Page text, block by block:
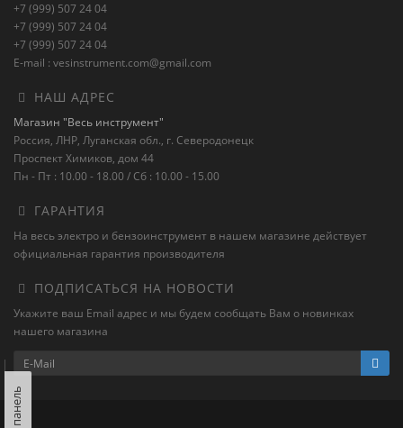
+7 (999) 507 24 04
+7 (999) 507 24 04
+7 (999) 507 24 04
E-mail : vesinstrument.com@gmail.com
НАШ АДРЕС
Магазин "Весь инструмент"
Россия, ЛНР, Луганская обл., г. Северодонецк
Проспект Химиков, дом 44
Пн - Пт : 10.00 - 18.00 / Сб : 10.00 - 15.00
ГАРАНТИЯ
На весь электро и бензоинструмент в нашем магазине действует
официальная гарантия производителя
ПОДПИСАТЬСЯ НА НОВОСТИ
Укажите ваш Email адрес и мы будем сообщать Вам о новинках
нашего магазина